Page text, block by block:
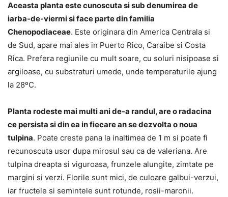
Aceasta planta este cunoscuta si sub denumirea de
iarba-de-viermi si face parte din familia
Chenopodiaceae. Este originara din America Centrala si
de Sud, apare mai ales in Puerto Rico, Caraibe si Costa
Rica. Prefera regiunile cu mult soare, cu soluri nisipoase si
argiloase, cu substraturi umede, unde temperaturile ajung
la 28ºC.
Planta rodeste mai multi ani de-a randul, are o radacina
ce persista si din ea in fiecare an se dezvolta o noua
tulpina. Poate creste pana la inaltimea de 1 m si poate fi
recunoscuta usor dupa mirosul sau ca de valeriana. Are
tulpina dreapta si viguroasa, frunzele alungite, zimtate pe
margini si verzi. Florile sunt mici, de culoare galbui-verzui,
iar fructele si semintele sunt rotunde, rosii-maronii.